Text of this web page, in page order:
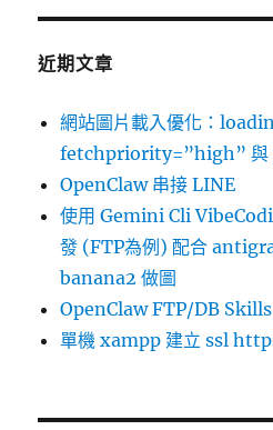
近期文章
網站圖片載入優化：
fetchpriority=”high” 與
OpenClaw 串接 LINE
使用 Gemini Cli
發 (FTP為例) 配合
banana2 做圖
OpenClaw FTP/DB Skills
單機 xampp 建立 ssl